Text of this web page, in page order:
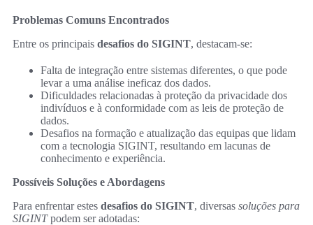
Problemas Comuns Encontrados
Entre os principais desafios do SIGINT, destacam-se:
Falta de integração entre sistemas diferentes, o que pode
levar a uma análise ineficaz dos dados.
Dificuldades relacionadas à proteção da privacidade dos
indivíduos e à conformidade com as leis de proteção de
dados.
Desafios na formação e atualização das equipas que lidam
com a tecnologia SIGINT, resultando em lacunas de
conhecimento e experiência.
Possíveis Soluções e Abordagens
Para enfrentar estes desafios do SIGINT, diversas soluções para
SIGINTpodem ser adotadas: